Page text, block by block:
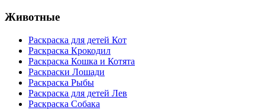
Животные
Раскраска для детей Кот
Раскраска Крокодил
Раскраска Кошка и Котята
Раскраски Лошади
Раскраска Рыбы
Раскраска для детей Лев
Раскраска Собака